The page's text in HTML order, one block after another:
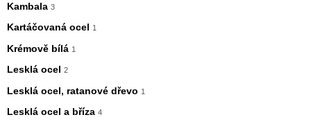
Kambala 3
Kartáčovaná ocel 1
Krémově bílá 1
Lesklá ocel 2
Lesklá ocel, ratanové dřevo 1
Lesklá ocel a bříza 4